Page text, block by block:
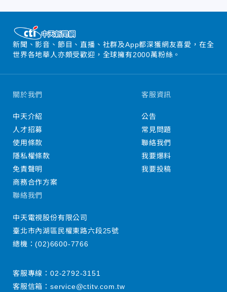
新聞、影音、節目、直播、社群及App都深獲網友喜愛，在全
世界各地華人亦頗受歡迎，全球擁有2000萬粉絲。
關於我們
中天介紹
人才招募
使用條款
隱私權條款
免責聲明
商務合作方案
客服資訊
公告
常見問題
聯絡我們
我要爆料
我要投稿
聯絡我們
中天電視股份有限公司
臺北市內湖區民權東路六段25號
總機：(02)6600-7766
客服專線： 02-2792-3151
客服信箱： service@ctitv.com.tw